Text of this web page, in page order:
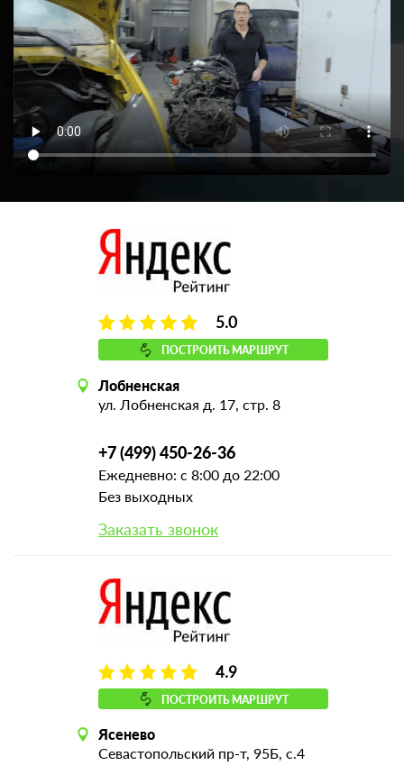
5.0
ПОСТРОИТЬ МАРШРУТ
Лобненская
ул. Лобненская д. 17, стр. 8
+7 (499) 450-26-36
Ежедневно: с 8:00 до 22:00
Без выходных
Заказать звонок
4.9
ПОСТРОИТЬ МАРШРУТ
Ясенево
Севастопольский пр-т, 95Б, с.4